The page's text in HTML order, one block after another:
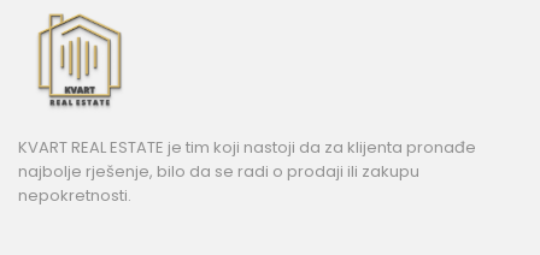
KVART REAL ESTATE je tim koji nastoji da za klijenta pronađe
najbolje rješenje, bilo da se radi o prodaji ili zakupu
nepokretnosti.